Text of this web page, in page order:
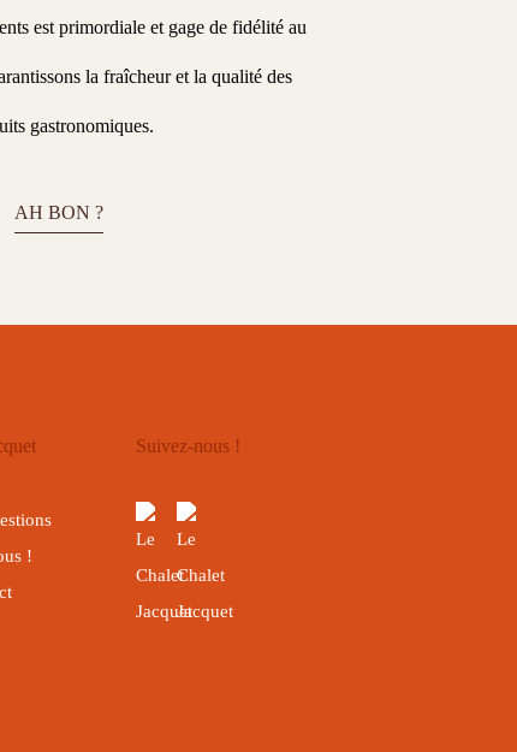
est primordiale et gage de fidélité au
la fraîcheur et la qualité des
gastronomiques.
AH BON ?
!
Suivez-nous !